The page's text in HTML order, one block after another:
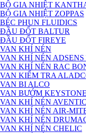
BỘ GIA NHIỆT
BỘ GIA NHIỆT ZOPPAS
BÉC PHUN FLUIDICS
ĐẦU ĐỐT BALTUR
ĐẦU ĐỐT FIREYE
VAN KHÍ NÉN
VAN KHÍ NÉN
VAN KHÍ NÉN RAC
VAN KIỂM TRA
VAN BI ALCO
VAN BƯỚM KEYSTONE
VAN KHÍ NÉN
VAN KHÍ NÉN AIR-
VAN KHÍ NÉN
VAN KHÍ NÉN CHELIC